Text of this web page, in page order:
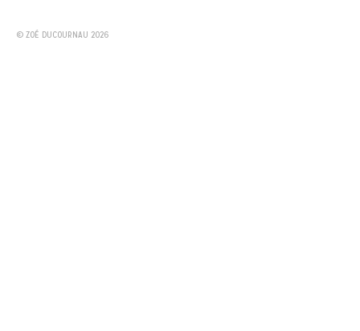
© ZOÉ DUCOURNAU 2026